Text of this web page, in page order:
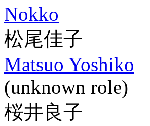
Nokko
松尾佳子
Matsuo Yoshiko
(unknown role)
桜井良子